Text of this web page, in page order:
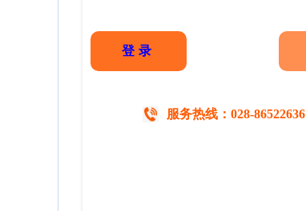
登录
服务热线：028-86522636